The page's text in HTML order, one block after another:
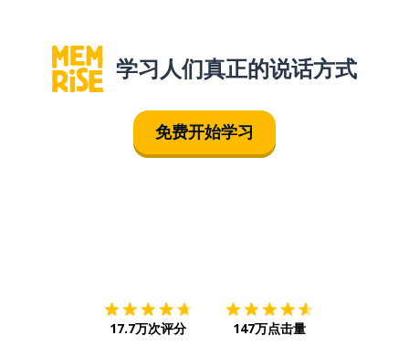
学习人们真正的说话方式
免费开始学习
17.7万次评分 147万点击量